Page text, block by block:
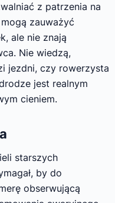
z patrzenia na
zauważyć
ale nie znają
Nie wiedzą,
jezdni, czy rowerzysta
jest realnym
cieniem.
starszych
by do
obserwującą